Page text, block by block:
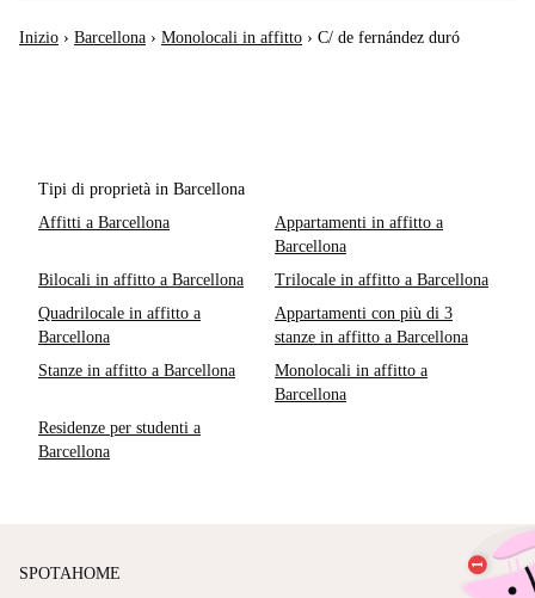
Inizio › Barcellona › Monolocali in affitto › C/ de fernández duró
Tipi di proprietà in Barcellona
Affitti a Barcellona
Appartamenti in affitto a
Barcellona
Bilocali in affitto a Barcellona
Trilocale in affitto a Barcellona
Quadrilocale in affitto a
Barcellona
Appartamenti con più di 3
stanze in affitto a Barcellona
Stanze in affitto a Barcellona
Monolocali in affitto a
Barcellona
Residenze per studenti a
Barcellona
SPOTAHOME